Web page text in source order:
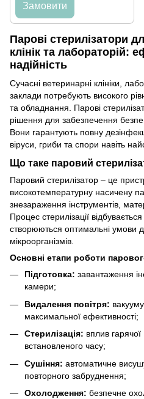
Замовити
Парові стерилізатори
клінік та лабораторій:
надійність
Сучасні ветеринарні клініки,
заклади потребують високого
та обладнання. Парові
рішення для забезпечення
Вони гарантують повну
віруси, гриби та спори навіть
Що таке паровий
Паровий стерилізатор – це
високотемпературну насичену
знезараження інструментів,
Процес стерилізації
створюються оптимальні умови
мікроорганізмів.
Основні етапи роботи
Підготовка: завантаження
камери;
Видалення повітря:
максимальної ефективності;
Стерилізація: вплив
встановленого часу;
Сушіння: автоматичне
повторного забруднення;
Охолодження: безпечне